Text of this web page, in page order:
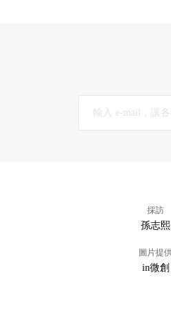
採訪
孫志熙
圖片提
in微創